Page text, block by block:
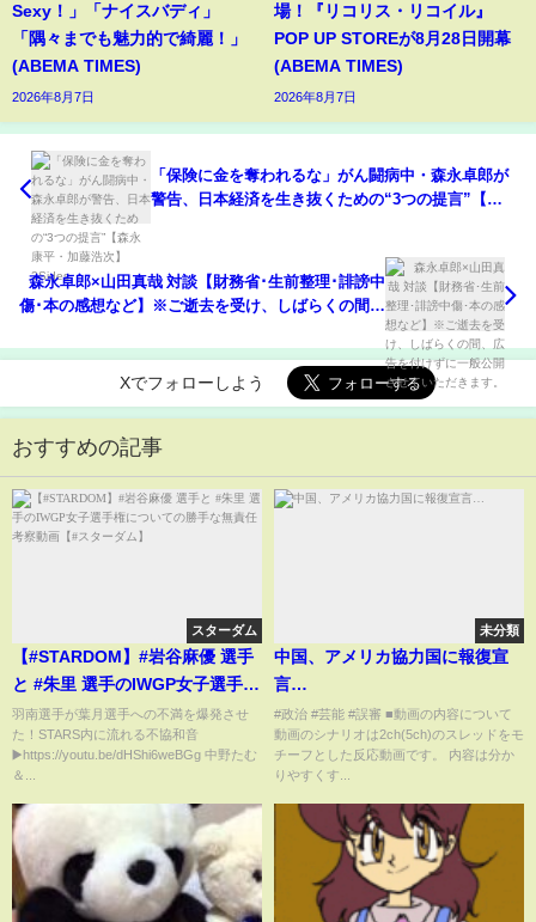
Sexy！」「ナイスバディ」
「隅々までも魅力的で綺麗！」
(ABEMA TIMES)
2026年8月7日
場！『リコリス・リコイル』
POP UP STOREが8月28日開幕
(ABEMA TIMES)
2026年8月7日
「保険に金を奪われるな」がん闘病中・森永卓郎が
警告、日本経済を生き抜くための“3つの提言”【森
森永卓郎×山田真哉 対談【財務省･生前整理･誹謗中
傷･本の感想など】※ご逝去を受け、しばらくの間、
Xでフォローしよう
おすすめの記事
スターダム
【#STARDOM】#岩谷麻優 選手
と #朱里 選手のIWGP女子選手権
についての勝手な無責任考察動
画【#スターダム】
羽南選手が葉月選手への不満を爆発させ
た！STARS内に流れる不協和音
▶️https://youtu.be/dHShi6weBGg 中野たむ
＆...
未分類
中国、アメリカ協力国に報復宣
言…
#政治 #芸能 #誤審 ■動画の内容について
動画のシナリオは2ch(5ch)のスレッドをモ
チーフとした反応動画です。 内容は分か
りやすくす...